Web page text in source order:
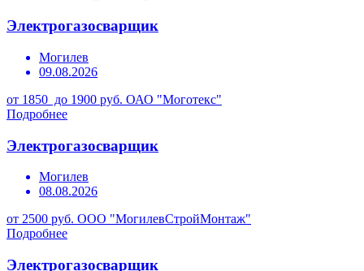
Электрогазосварщик
Могилев
09.08.2026
от 1850 до 1900 руб. ОАО "Моготекс"
Подробнее
Электрогазосварщик
Могилев
08.08.2026
от 2500 руб. ООО "МогилевСтройМонтаж"
Подробнее
Электрогазосварщик